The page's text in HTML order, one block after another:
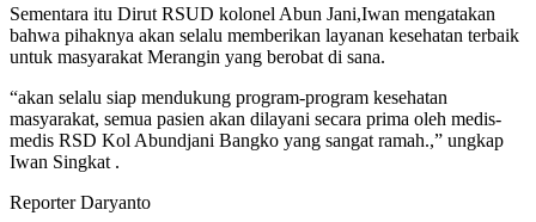
Sementara itu Dirut RSUD kolonel Abun Jani,Iwan mengatakan
bahwa pihaknya akan selalu memberikan layanan kesehatan terbaik
untuk masyarakat Merangin yang berobat di sana.
“akan selalu siap mendukung program-program kesehatan
masyarakat, semua pasien akan dilayani secara prima oleh medis-
medis RSD Kol Abundjani Bangko yang sangat ramah.,” ungkap
Iwan Singkat .
Reporter Daryanto